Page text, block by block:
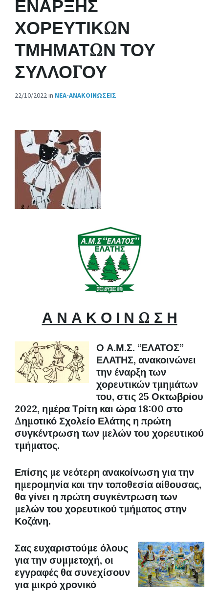
ΕΝΑΡΞΗΣ
ΧΟΡΕΥΤΙΚΩΝ
ΤΜΗΜΑΤΩΝ ΤΟΥ
ΣΥΛΛΟΓΟΥ
22/10/2022in ΝΈΑ-ΑΝΑΚΟΙΝΏΣΕΙΣ
Α Ν Α Κ Ο Ι Ν Ω Σ Η
Ο Α.Μ.Σ. ‘’ΕΛΑΤΟΣ’’
ΕΛΑΤΗΣ, ανακοινώνει
την έναρξη των
χορευτικών τμημάτων
του, στις 25 Οκτωβρίου
2022, ημέρα Τρίτη και ώρα 18:00 στο
Δημοτικό Σχολείο Ελάτης η πρώτη
συγκέντρωση των μελών του χορευτικού
τμήματος.
Επίσης με νεότερη ανακοίνωση για την
ημερομηνία και την τοποθεσία αίθουσας,
θα γίνει η πρώτη συγκέντρωση των
μελών του χορευτικού τμήματος στην
Κοζάνη.
Σας ευχαριστούμε όλους
για την συμμετοχή, οι
εγγραφές θα συνεχίσουν
για μικρό χρονικό